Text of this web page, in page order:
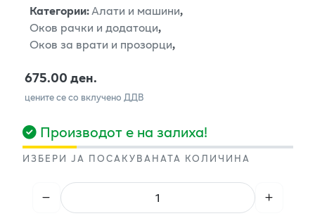
Категории:Алати и машини,
Оков рачки и додатоци,
Оков за врати и прозорци,
675.00 ден.
цените се со вклучено ДДВ
Производот е на залиха!
ИЗБЕРИ ЈА ПОСАКУВАНАТА КОЛИЧИНА